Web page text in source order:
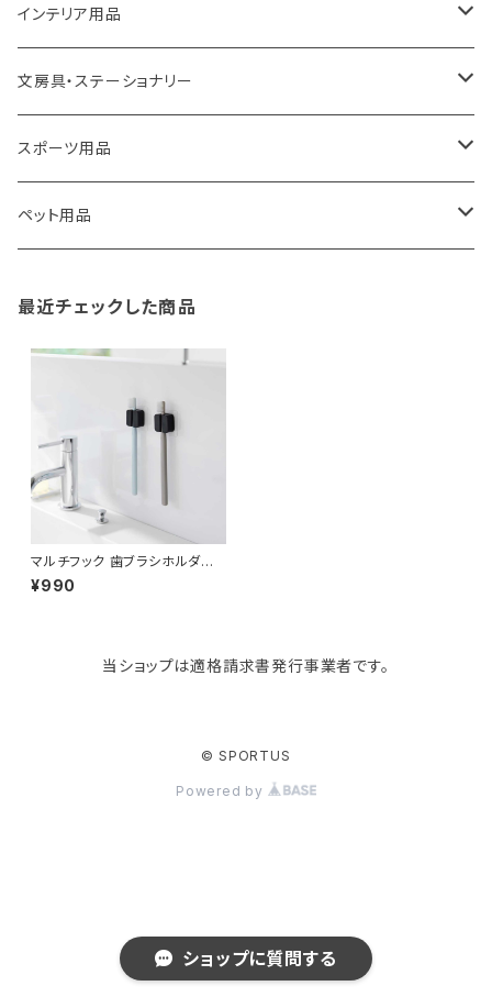
ショップに質問する
ROOTOTE
100percent
藤田金属
TG
paperblanks
KIND BAG LONDON
トートバッグ
保冷バッグ
リュックサック
ショルダーバッグ
スポーツバッグ
パソコンケース
バッグアクセサリー
キッチンペーパーホルダー
食器・テーブルウェア
ゴミ箱
収納用品
ソープディスペンサー
調理器具・調理小物
洗面用品
掃除・洗濯用品
トイレ用品
バス用品
インテリア用品
アイロン台
アクセサリー収納
ウェットティッシュケース
ガーデニング用品
クッション・クッションカバー
タブレットPCアクセサリー
文房具・ステーショナリー
筆記具・ペン
ノート
スポーツ用品
卓球用品
ペット用品
猫用グッズ
最近チェックした商品
マルチフック 歯ブラシホルダー
山崎実業 tower タワー フィル
ムフックサニタリーマルチフック
¥990
当ショップは適格請求書発行事業者です。
© SPORTUS
Powered by